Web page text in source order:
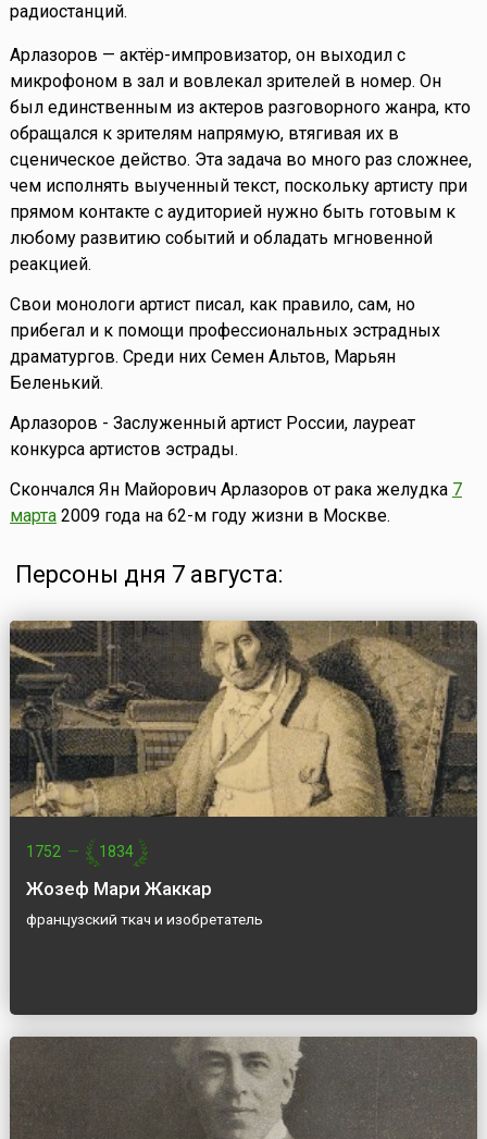
радиостанций.
Арлазоров — актёр-импровизатор, он выходил с
микрофоном в зал и вовлекал зрителей в номер. Он
был единственным из актеров разговорного жанра, кто
обращался к зрителям напрямую, втягивая их в
сценическое действо. Эта задача во много раз сложнее,
чем исполнять выученный текст, поскольку артисту при
прямом контакте с аудиторией нужно быть готовым к
любому развитию событий и обладать мгновенной
реакцией.
Свои монологи артист писал, как правило, сам, но
прибегал и к помощи профессиональных эстрадных
драматургов. Среди них Семен Альтов, Марьян
Беленький.
Арлазоров - Заслуженный артист России, лауреат
конкурса артистов эстрады.
Скончался Ян Майорович Арлазоров от рака желудка 7
марта2009 года на 62-м году жизни в Москве.
Персоны дня 7 августа:
1752 — 1834
Жозеф Мари Жаккар
французский ткач и изобретатель